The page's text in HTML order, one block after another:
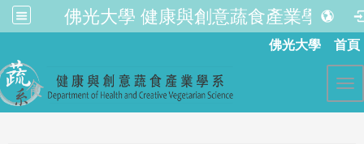
佛光大學 健康與創意蔬食產業學系
佛光大學 首頁